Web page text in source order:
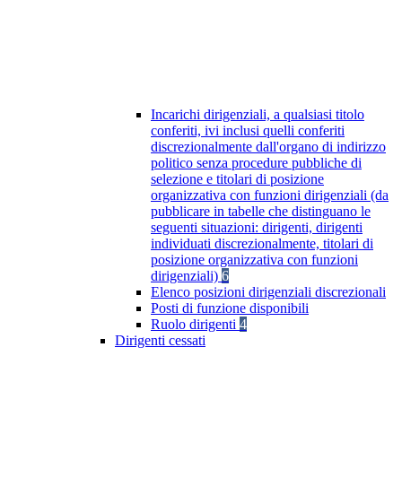
Incarichi dirigenziali, a qualsiasi titolo
conferiti, ivi inclusi quelli conferiti
discrezionalmente dall'organo di indirizzo
politico senza procedure pubbliche di
selezione e titolari di posizione
organizzativa con funzioni dirigenziali (da
pubblicare in tabelle che distinguano le
seguenti situazioni: dirigenti, dirigenti
individuati discrezionalmente, titolari di
posizione organizzativa con funzioni
dirigenziali) 6
Elenco posizioni dirigenziali discrezionali
Posti di funzione disponibili
Ruolo dirigenti 4
Dirigenti cessati